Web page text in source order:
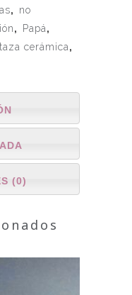
,
no
, Papá,
taza cerámica,
(0)